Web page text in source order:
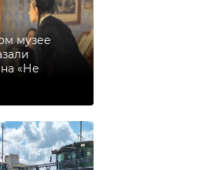
музее
«Не